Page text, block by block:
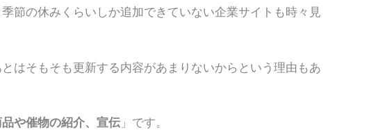
節の休みくらいしか追加できていない企業サイトも時々見
はそもそも更新する内容があまりないからという理由もあ
や催物の紹介、宣伝 」です。